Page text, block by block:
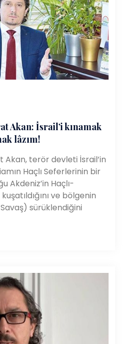
Akan: İsrail’i kınamak
lâzım!
terör devleti İsrail’in
Haçlı Seferlerinin bir
Akdeniz’in Haçlı-
ve bölgenin
sürüklendiğini